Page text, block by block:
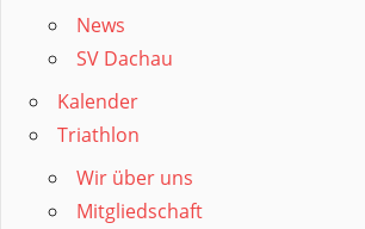
News
SV Dachau
Kalender
Triathlon
Wir über uns
Mitgliedschaft